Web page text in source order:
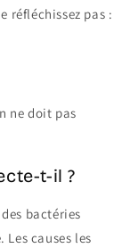
réfléchissez pas :
ne doit pas
t-il ?
bactéries
causes les